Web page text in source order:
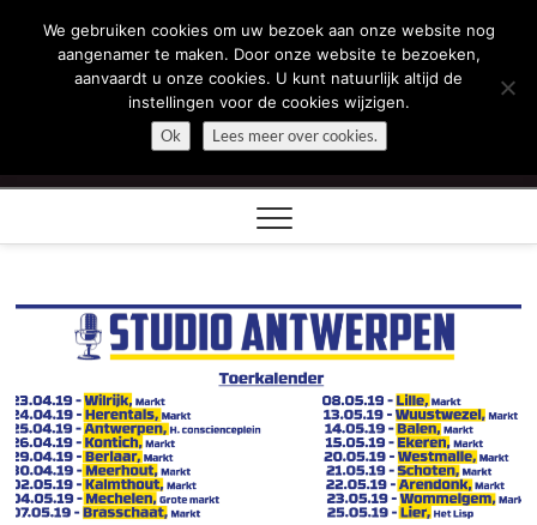
content
Filip Dewinter
ZEGT WAT U DENKT
We gebruiken cookies om uw bezoek aan onze website nog
aangenamer te maken. Door onze website te bezoeken,
aanvaardt u onze cookies. U kunt natuurlijk altijd de
instellingen voor de cookies wijzigen.
Ok
Lees meer over cookies.